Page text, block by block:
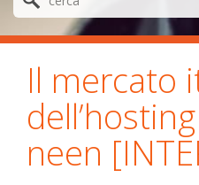
Il mercato
neen